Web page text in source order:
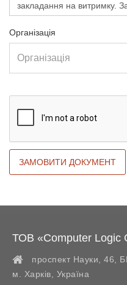
Організація
ТОВ «Computer Logic
проспект Науки, 46,
м. Харків
Україна